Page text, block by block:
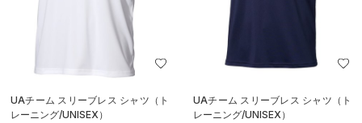
UAチーム スリーブレス シャツ（ト
レーニング/UNISEX）
UAチーム スリーブレス シャツ（ト
レーニング/UNISEX）